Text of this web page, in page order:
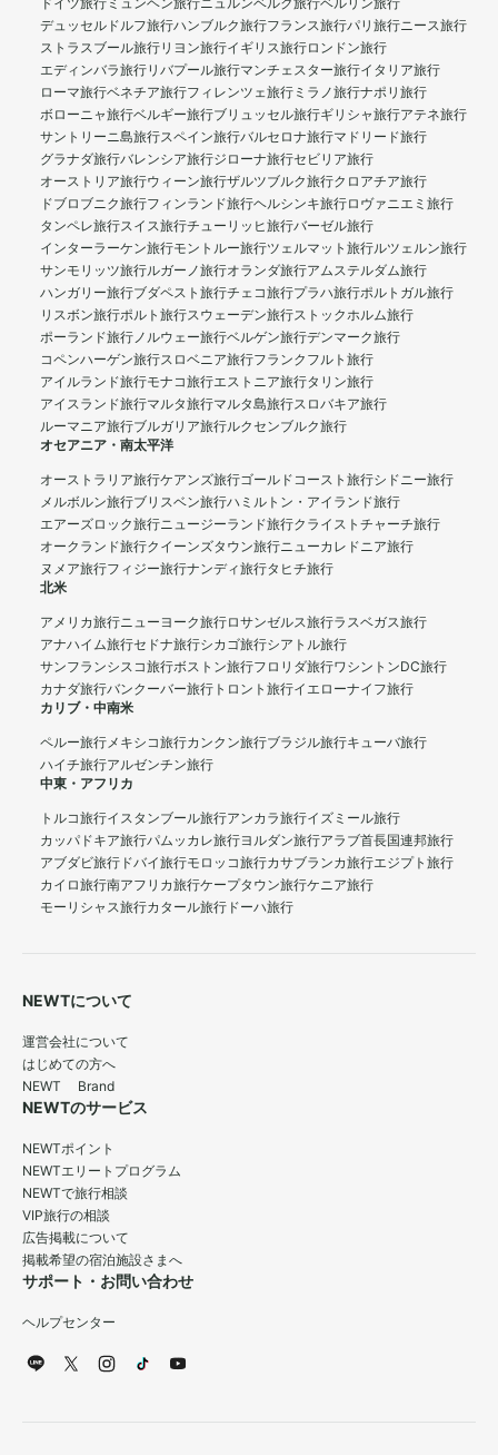
ドイツ旅行 ミュンヘン旅行ニュルンベルク旅行ベルリン旅行
デュッセルドルフ旅行ハンブルク旅行フランス旅行パリ旅行ニース旅行
ストラスブール旅行リヨン旅行イギリス旅行ロンドン旅行
エディンバラ旅行リバプール旅行マンチェスター旅行イタリア旅行
ローマ旅行ベネチア旅行フィレンツェ旅行 ミラノ旅行ナポリ旅行
ボローニャ旅行ベルギー旅行ブリュッセル旅行ギリシャ旅行アテネ旅行
サントリーニ島旅行スペイン旅行バルセロナ旅行マドリード旅行
グラナダ旅行バレンシア旅行ジローナ旅行セビリア旅行
オーストリア旅行ウィーン旅行ザルツブルク旅行クロアチア旅行
ドブロブニク旅行フィンランド旅行ヘルシンキ旅行ロヴァニエミ旅行
タンペレ旅行スイス旅行チューリッヒ旅行バーゼル旅行
インターラーケン旅行モントルー旅行ツェルマット旅行ルツェルン旅行
サンモリッツ旅行ルガーノ旅行オランダ旅行アムステルダム旅行
ハンガリー旅行ブダペスト旅行チェコ旅行プラハ旅行ポルトガル旅行
リスボン旅行ポルト旅行スウェーデン旅行ストックホルム旅行
ポーランド旅行ノルウェー旅行ベルゲン旅行デンマーク旅行
コペンハーゲン旅行スロベニア旅行フランクフルト旅行
アイルランド旅行モナコ旅行エストニア旅行タリン旅行
アイスランド旅行マルタ旅行マルタ島旅行スロバキア旅行
ルーマニア旅行ブルガリア旅行ルクセンブルク旅行
オセアニア・南太平洋
オーストラリア旅行ケアンズ旅行ゴールドコースト旅行シドニー旅行
メルボルン旅行ブリスベン旅行ハミルトン・アイランド旅行
エアーズロック旅行ニュージーランド旅行クライストチャーチ旅行
オークランド旅行クイーンズタウン旅行ニューカレドニア旅行
ヌメア旅行フィジー旅行ナンディ旅行タヒチ旅行
北米
アメリカ旅行ニューヨーク旅行ロサンゼルス旅行ラスベガス旅行
アナハイム旅行セドナ旅行シカゴ旅行シアトル旅行
サンフランシスコ旅行ボストン旅行フロリダ旅行ワシントンDC旅行
カナダ旅行バンクーバー旅行 トロント旅行イエローナイフ旅行
カリブ・中南米
ペルー旅行メキシコ旅行カンクン旅行ブラジル旅行キューバ旅行
ハイチ旅行アルゼンチン旅行
中東・アフリカ
トルコ旅行イスタンブール旅行アンカラ旅行イズミール旅行
カッパドキア旅行パムッカレ旅行ヨルダン旅行アラブ首長国連邦旅行
アブダビ旅行 ドバイ旅行モロッコ旅行カサブランカ旅行エジプト旅行
カイロ旅行南アフリカ旅行ケープタウン旅行ケニア旅行
モーリシャス旅行カタール旅行 ドーハ旅行
NEWTについて
運営会社について
はじめての方へ
NEWT Brand
NEWTのサービス
NEWTポイント
NEWTエリートプログラム
NEWTで旅行相談
VIP旅行の相談
広告掲載について
掲載希望の宿泊施設さまへ
サポート・お問い合わせ
ヘルプセンター